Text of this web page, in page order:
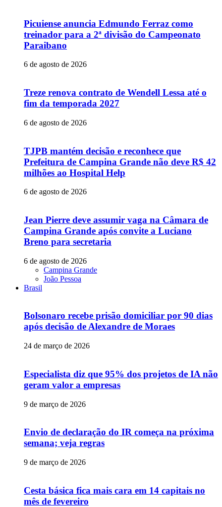
Picuiense anuncia Edmundo Ferraz como
treinador para a 2ª divisão do Campeonato
Paraibano
6 de agosto de 2026
Treze renova contrato de Wendell Lessa até o
fim da temporada 2027
6 de agosto de 2026
TJPB mantém decisão e reconhece que
Prefeitura de Campina Grande não deve R$ 42
milhões ao Hospital Help
6 de agosto de 2026
Jean Pierre deve assumir vaga na Câmara de
Campina Grande após convite a Luciano
Breno para secretaria
6 de agosto de 2026
Campina Grande
João Pessoa
Brasil
Bolsonaro recebe prisão domiciliar por 90 dias
após decisão de Alexandre de Moraes
24 de março de 2026
Especialista diz que 95% dos projetos de IA não
geram valor a empresas
9 de março de 2026
Envio de declaração do IR começa na próxima
semana; veja regras
9 de março de 2026
Cesta básica fica mais cara em 14 capitais no
mês de fevereiro